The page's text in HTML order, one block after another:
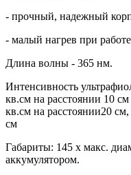
- прочный, надежный
- малый нагрев при
Длина волны - 365 нм.
Интенсивность
кв.см на расстоянии 10
кв.см на расстоянии20
см
Габариты: 145 х макс.
аккумулятором.